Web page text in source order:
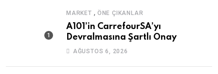
MARKET , ÖNE ÇIKANLAR
A101’in CarrefourSA’yı
Devralmasına Şartlı Onay
AĞUSTOS 6, 2026